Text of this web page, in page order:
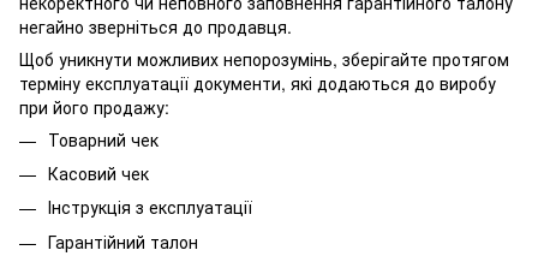
негайно зверніться до продавця.
Щоб уникнути можливих непорозумінь, зберігайте протягом
терміну експлуатації документи, які додаються до виробу
при його продажу:
Товарний чек
Касовий чек
Інструкція з експлуатації
Гарантійний талон